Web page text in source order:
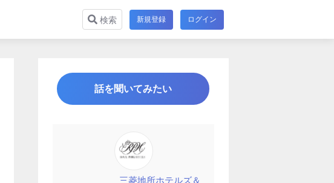
検索 新規登録 ログイン
話を聞いてみたい
三菱地所ホテルズ＆